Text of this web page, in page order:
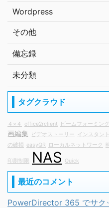
Wordpress
その他
備忘録
未分類
タグクラウド
４×４ office2rclient ビームフォーミング
画編集
ビデオストーリー インスタン
の破損 easyQR ローカルネットワーク
印刷制限 NAS Quick
最近のコメント
PowerDirector 365 でサク